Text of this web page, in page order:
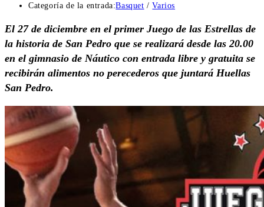
Categoría de la entrada:Basquet / Varios
El 27 de diciembre en el primer Juego de las Estrellas de
la historia de San Pedro que se realizará desde las 20.00
en el gimnasio de Náutico con entrada libre y gratuita se
recibirán alimentos no perecederos que juntará Huellas
San Pedro.